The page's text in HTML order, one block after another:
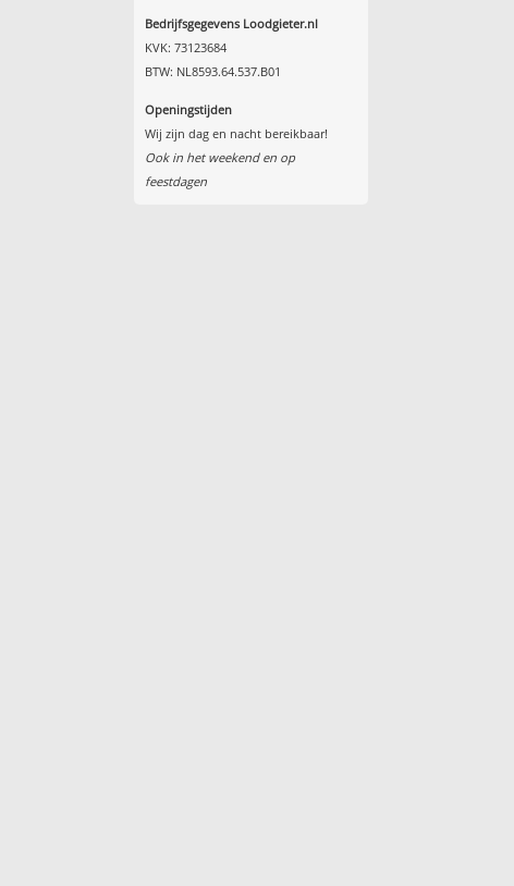
Bedrijfsgegevens Loodgieter.nl
KVK: 73123684
BTW: NL8593.64.537.B01
Openingstijden
Wij zijn dag en nacht bereikbaar!
Ook in het weekend en op
feestdagen